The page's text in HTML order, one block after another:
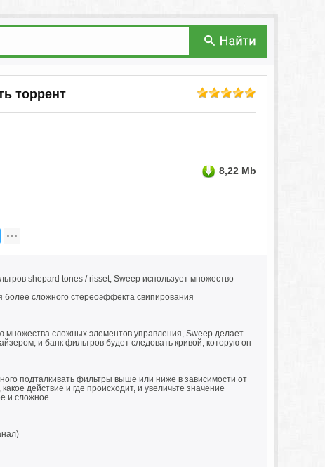
торрент
8,22 Mb
shepard tones / risset, Sweep использует множество
сложного стереоэффекта свипирования
множества сложных элементов управления, Sweep делает
и банк фильтров будет следовать кривой, которую он
подталкивать фильтры выше или ниже в зависимости от
действие и где происходит, и увеличьте значение
и сложное.